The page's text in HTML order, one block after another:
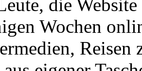
die Website
Wochen
Reisen